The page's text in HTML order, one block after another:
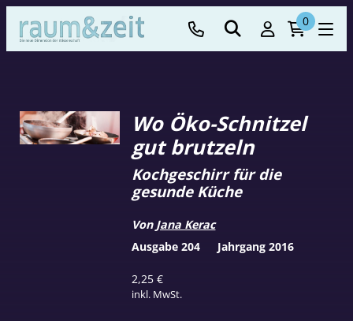
0
Wo Öko-Schnitzel
gut brutzeln
2,25€
inkl. MwSt.
Kochgeschirr für die
gesunde Küche
Von Jana Kerac
Ausgabe 204 Jahrgang 2016